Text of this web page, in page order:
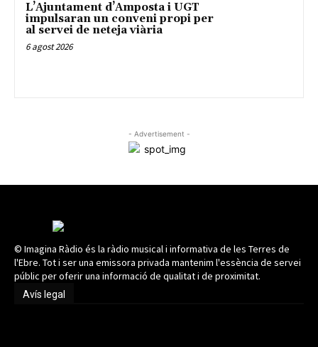
L’Ajuntament d’Amposta i UGT
impulsaran un conveni propi per
al servei de neteja viària
6 agost 2026
- Advertisement -
© Imagina Ràdio és la ràdio musical i informativa de les Terres de
l'Ebre. Tot i ser una emissora privada mantenim l'essència de servei
públic per oferir una informació de qualitat i de proximitat.
Avís legal